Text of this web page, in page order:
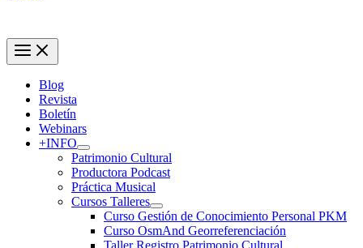
Blog
Revista
Boletín
Webinars
+INFO
Patrimonio Cultural
Productora Podcast
Práctica Musical
Cursos Talleres
Curso Gestión de Conocimiento Personal PKM
Curso OsmAnd Georreferenciación
Taller Registro Patrimonio Cultural